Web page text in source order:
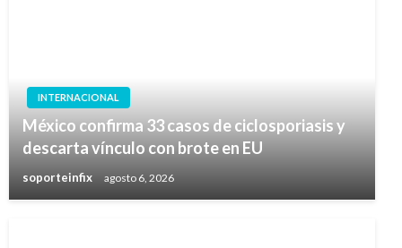
INTERNACIONAL
México confirma 33 casos de ciclosporiasis y
descarta vínculo con brote en EU
soporteinfix agosto 6, 2026